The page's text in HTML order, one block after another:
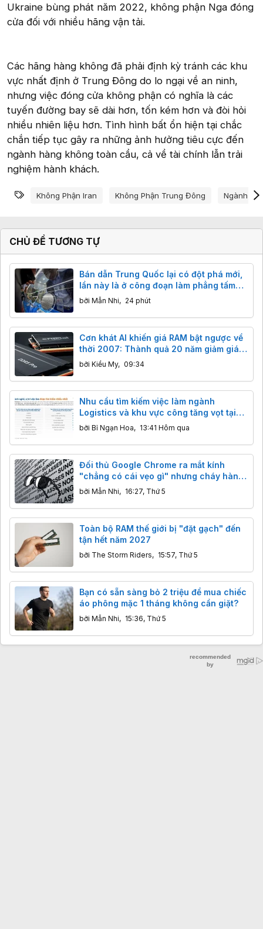
Ukraine bùng phát năm 2022, không phận Nga đóng
cửa đối với nhiều hãng vận tải.
Các hãng hàng không đã phải định kỳ tránh các khu
vực nhất định ở Trung Đông do lo ngại về an ninh,
nhưng việc đóng cửa không phận có nghĩa là các
tuyến đường bay sẽ dài hơn, tốn kém hơn và đòi hỏi
nhiều nhiên liệu hơn. Tình hình bất ổn hiện tại chắc
chắn tiếp tục gây ra những ảnh hưởng tiêu cực đến
ngành hàng không toàn cầu, cả về tài chính lẫn trải
nghiệm hành khách.
Từ khóa
Không Phận Iran Không Phận Trung Đông Ngành
CHỦ ĐỀ TƯƠNG TỰ
Bán dẫn Trung Quốc lại có đột phá mới,
lần này là ở công đoạn làm phẳng tấm
wafer
bởi Mẫn Nhi, 24 phút
Cơn khát AI khiến giá RAM bật ngược về
thời 2007: Thành quả 20 năm giảm giá
"bốc hơi" chỉ sau vài tháng
bởi Kiều My, 09:34
Nhu cầu tìm kiếm việc làm ngành
Logistics và khu vực công tăng vọt tại
Việt Nam
bởi Bỉ Ngạn Hoa, 13:41 Hôm qua
Đối thủ Google Chrome ra mắt kính
"chẳng có cái vẹo gì" nhưng cháy hàng
ngay lập tức
bởi Mẫn Nhi, 16:27, Thứ 5
Toàn bộ RAM thế giới bị "đặt gạch" đến
tận hết năm 2027
bởi The Storm Riders, 15:57, Thứ 5
Bạn có sẵn sàng bỏ 2 triệu để mua chiếc
áo phông mặc 1 tháng không cần giặt?
bởi Mẫn Nhi, 15:36, Thứ 5